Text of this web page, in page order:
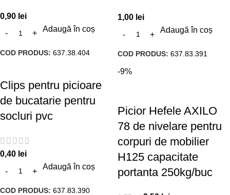
0,90 lei
Adaugă în coș
COD PRODUS: 637.38.404
1,00 lei
Adaugă în coș
COD PRODUS: 637.83.391
Clips pentru picioare
de bucatarie pentru
socluri pvc
0,40 lei
Adaugă în coș
COD PRODUS: 637.83.390
-9%
Picior Hefele AXILO
78 de nivelare pentru
corpuri de mobilier
H125 capacitate
portanta 250kg/buc